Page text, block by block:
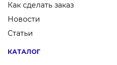
Как сделать заказ
Новости
Статьи
КАТАЛОГ